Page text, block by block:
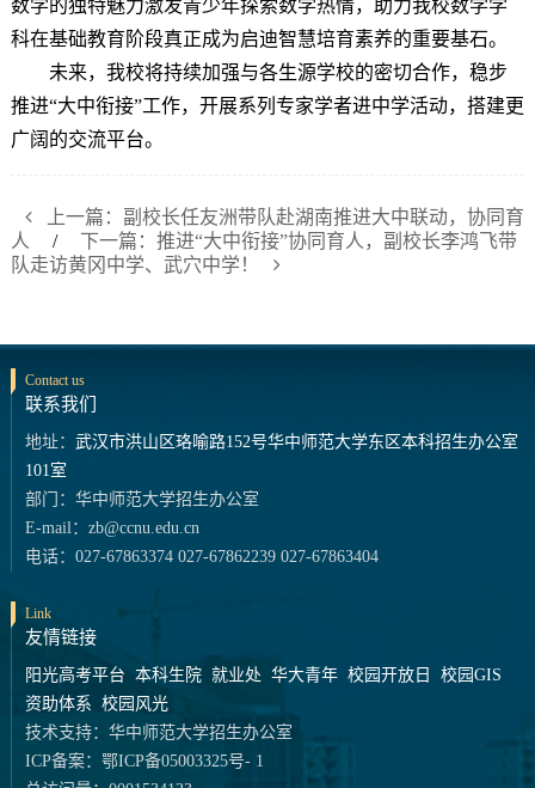
数学的独特魅力激发青少年探索数学热情，助力我校数学学
科在基础教育阶段真正成为启迪智慧培育素养的重要基石。
未来，我校将持续加强与各生源学校的密切合作， 稳步
推进“大中衔接”工作，开展系列专家学者进中学活动，搭建更
广阔的交流平台。
上一篇：副校长任友洲带队赴湖南推进大中联动，协同育
人
/
下一篇：推进“大中衔接”协同育人，副校长李鸿飞带
队走访黄冈中学、武穴中学！
Contact us
联系我们
地址： 武汉市洪山区珞喻路152号华中师范大学东区本科招生办公室
101室
部门：华中师范大学招生办公室
E-mail：zb@ccnu.edu.cn
电话：027-67863374 027-67862239 027-67863404
Link
友情链接
阳光高考平台 本科生院 就业处 华大青年 校园开放日
校园GIS
资助体系 校园风光
技术支持：华中师范大学招生办公室
ICP备案：鄂ICP备05003325号- 1